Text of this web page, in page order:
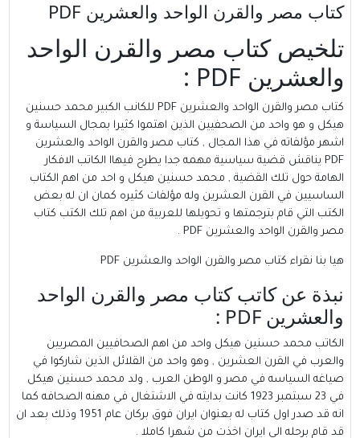
كتاب مصر والقرن الواحد والعشرين PDF
تلخيص كتاب مصر والقرن الواحد
والعشرين PDF :
كتاب مصر والقرن الواحد والعشرين PDF للكانب الكبير محمد حسنين
هيكل و هو واحد من الصحفيين الذين اهتموا كثيرا بمجال السياسة و
اشهر مؤلفاته في هذا المجال , كتاب مصر والقرن الواحد والعشرين
PDF يناقش قضية سياسية مهمه جدا يطرح فيهاا الكاتب الافكار
الهامة حول تلك القضية , محمد حسنين هيكل و احد من اهم الكتاب
الساسيين في القرن العشرين وله مؤلفات كثيره كمان ان له بعض
الكتب التي قام بترجمتها و تحويلها للعربية من اهم تلك الكتب كتاب
مصر والقرن الواحد والعشرين PDF .
هيا بنا نقراء كتاب مصر والقرن الواحد والعشرين PDF
نبذة عن كاتب كتاب مصر والقرن الواحد
والعشرين PDF :
الكاتب محمد حسنين هيكل واحد من اهم الصحافيين المصريين
والعرب في القرن العشرين , وهو واحد من القلائل الذين شاركوا في
صياغه السياسه في مصر و الوطن العرب , ولد محمد حسنين هيكل
في 23 سبتمبر 1923 كانت بدايته في الاشتغال في مهنه الصحافه كما
انه قد صدر اول كتاب له بعنوان ايران فوق بركان عام 1951 وذلك بعد ان
قد قام برحله الى ايران اخذت من شهرا كاملا .